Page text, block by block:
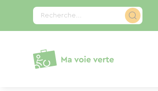
Recherche...
Panneau de gestion des cookies